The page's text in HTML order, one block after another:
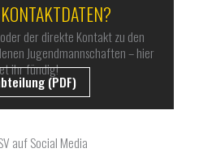
der direkte Kontakt zu den
Jugendmannschaften – hier
ihr fündig!
(PDF)